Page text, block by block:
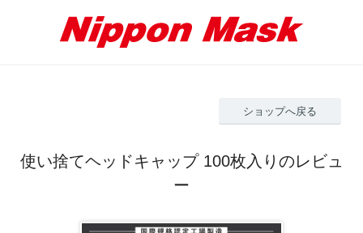
ショップへ戻る
使い捨てヘッドキャップ 100枚入りのレビュ
ー